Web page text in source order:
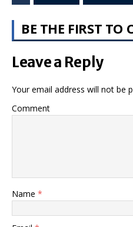
BE THE FIRST TO
Leave a Reply
Your email address will not be
Comment
Name *